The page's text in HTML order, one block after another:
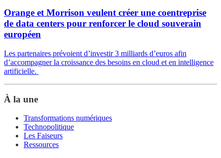
Orange et Morrison veulent créer une coentreprise
de data centers pour renforcer le cloud souverain
européen
Les partenaires prévoient d’investir 3 milliards d’euros afin
d’accompagner la croissance des besoins en cloud et en intelligence
artificielle.
À la une
Transformations numériques
Technopolitique
Les Faiseurs
Ressources